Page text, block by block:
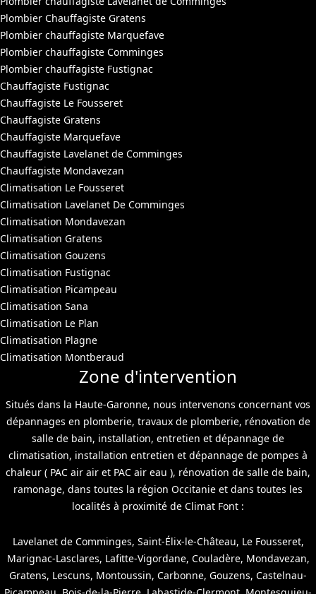
Plombier Chauffagiste Gratens
Plombier chauffagiste Marquefave
Plombier chauffagiste Comminges
Plombier chauffagiste Fustignac
Chauffagiste Fustignac
Chauffagiste Le Fousseret
Chauffagiste Gratens
Chauffagiste Marquefave
Chauffagiste Lavelanet de Comminges
Chauffagiste Mondavezan
Climatisation Le Fousseret
Climatisation Lavelanet De Comminges
Climatisation Mondavezan
Climatisation Gratens
Climatisation Gouzens
Climatisation Fustignac
Climatisation Picampeau
Climatisation Sana
Climatisation Le Plan
Climatisation Plagne
Climatisation Montberaud
Zone d'intervention
Situés dans la Haute-Garonne, nous intervenons concernant vos
dépannages en plomberie, travaux de plomberie, rénovation de
salle de bain, installation, entretien et dépannage de
climatisation, installation entretien et dépannage de pompes à
chaleur ( PAC air air et PAC air eau ), rénovation de salle de bain,
ramonage, dans toutes la région Occitanie et dans toutes les
localités à proximité de Climat Font :
Lavelanet de Comminges, Saint-Élix-le-Château, Le Fousseret,
Marignac-Lasclares, Lafitte-Vigordane, Couladère, Mondavezan,
Gratens, Lescuns, Montoussin, Carbonne, Gouzens, Castelnau-